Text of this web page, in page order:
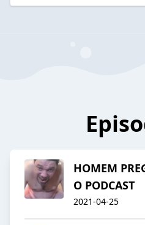
HOMEM
O PODCAST
2021-04-25